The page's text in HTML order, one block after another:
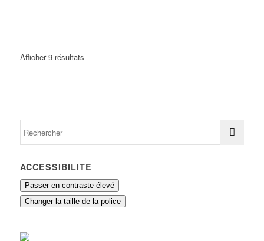
Afficher 9 résultats
ACCESSIBILITÉ
Passer en contraste élevé
Changer la taille de la police